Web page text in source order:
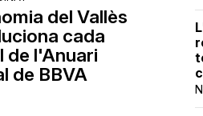
del Vallès
cada
de l'Anuari
de BBVA